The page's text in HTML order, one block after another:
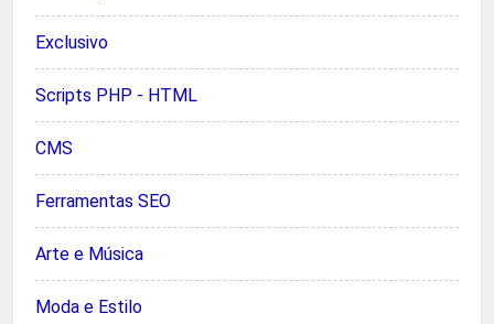
Exclusivo
Scripts PHP - HTML
CMS
Ferramentas SEO
Arte e Música
Moda e Estilo